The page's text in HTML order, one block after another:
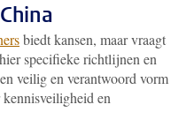
biedt kansen, maar vraagt
specifieke richtlijnen en
veilig en verantwoord vorm
kennisveiligheid en